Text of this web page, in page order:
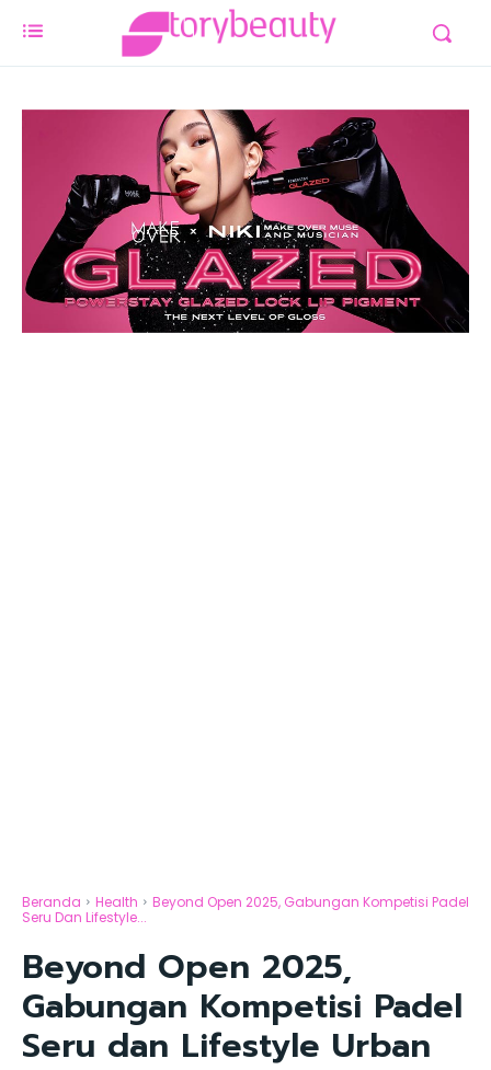
Beranda Health
Beyond Open 2025, Gabungan Kompetisi Padel
Seru Dan Lifestyle...
Beyond Open 2025,
Gabungan Kompetisi Padel
Seru dan Lifestyle Urban